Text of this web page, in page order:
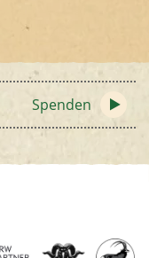
Spenden